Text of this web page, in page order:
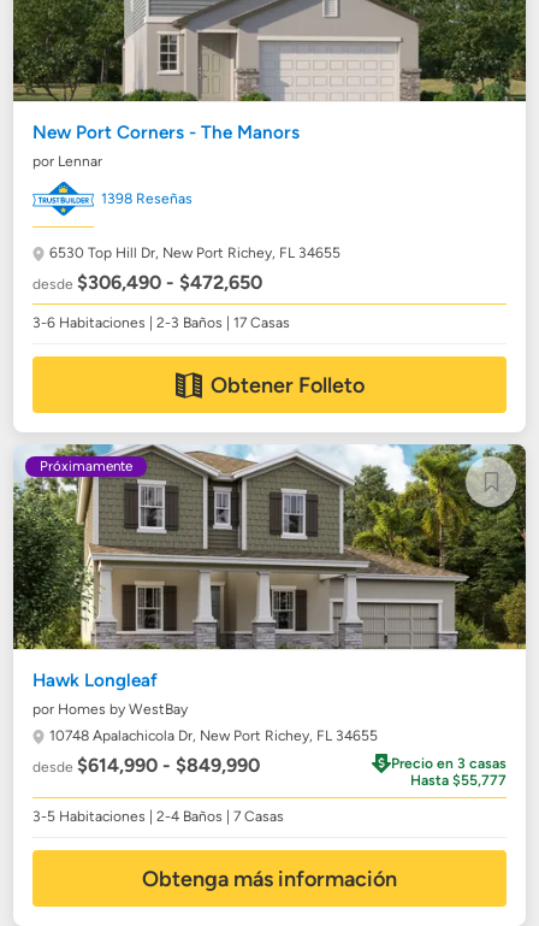
New Port Corners - The Manors
por Lennar
1398 Reseñas
6530 Top Hill Dr, New Port Richey, FL 34655
desde$306,490 - $472,650
3-6 Habitaciones | 2-3 Baños | 17 Casas
Obtener Folleto
Próximamente
Hawk Longleaf
por Homes by WestBay
10748 Apalachicola Dr, New Port Richey, FL 34655
desde$614,990 - $849,990
Precio en 3 casas
Hasta $55,777
3-5 Habitaciones | 2-4 Baños | 7 Casas
Obtenga más información